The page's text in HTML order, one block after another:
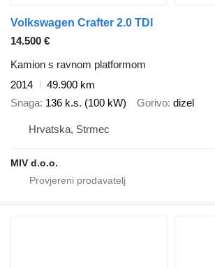
Volkswagen Crafter 2.0 TDI
14.500 €
Kamion s ravnom platformom
2014
49.900 km
Snaga 136 k.s. (100 kW) Gorivo dizel
Hrvatska, Strmec
MIV d.o.o.